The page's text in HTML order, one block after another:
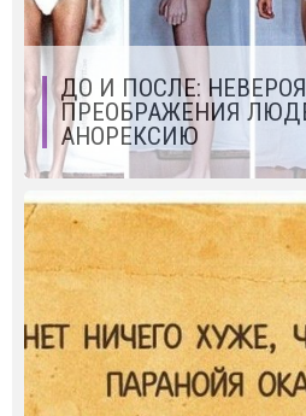
ДО И ПОСЛЕ:
ПРЕОБРАЖЕНИЯ
АНОРЕКСИЮ